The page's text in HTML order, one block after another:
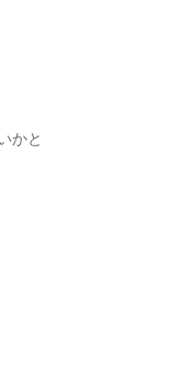
かと